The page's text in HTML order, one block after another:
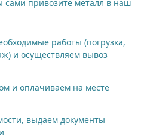
сами привозите металл в наш
работы (погрузка,
и осуществляем вывоз
и оплачиваем на месте
выдаем документы